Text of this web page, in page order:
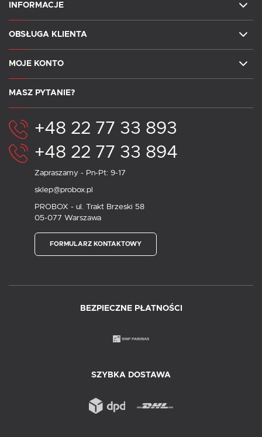
INFORMACJE
OBSŁUGA KLIENTA
MOJE KONTO
MASZ PYTANIE?
+48 22 77 33 893
+48 22 77 33 894
Zapraszamy - Pn-Pt: 9-17
sklep@probox.pl
PROBOX - ul. Trakt Brzeski 58
05-077 Warszawa
FORMULARZ KONTAKTOWY
BEZPIECZNE PŁATNOŚCI
SZYBKA DOSTAWA